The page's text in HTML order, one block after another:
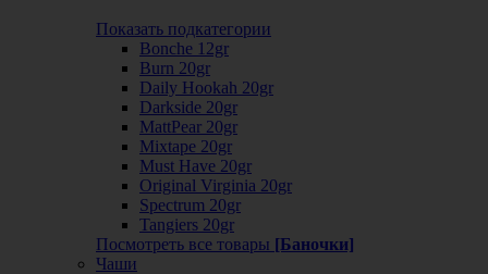
Показать подкатегории
Bonche 12gr
Burn 20gr
Daily Hookah 20gr
Darkside 20gr
MattPear 20gr
Mixtape 20gr
Must Have 20gr
Original Virginia 20gr
Spectrum 20gr
Tangiers 20gr
Посмотреть все товары [Баночки]
Чаши